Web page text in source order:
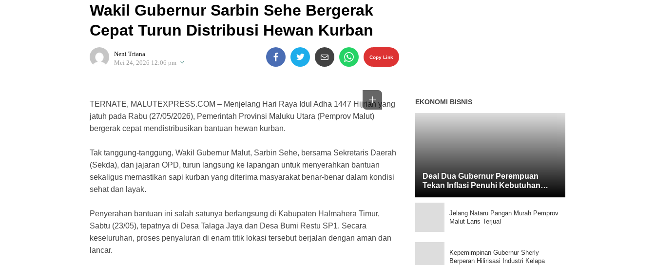
Wakil Gubernur Sarbin Sehe Bergerak
Cepat Turun Distribusi Hewan Kurban
Neni Triana
Mei 24, 2026 12:06 pm
Copy Link
TERNATE, MALUTEXPRESS.COM – Menjelang Hari Raya Idul Adha 1447 Hijriah yang
jatuh pada Rabu (27/05/2026), Pemerintah Provinsi Maluku Utara (Pemprov Malut)
bergerak cepat mendistribusikan bantuan hewan kurban.
​Tak tanggung-tanggung, Wakil Gubernur Malut, Sarbin Sehe, bersama Sekretaris Daerah
(Sekda), dan jajaran OPD, turun langsung ke lapangan untuk menyerahkan bantuan
sekaligus memastikan sapi kurban yang diterima masyarakat benar-benar dalam kondisi
sehat dan layak.
​Penyerahan bantuan ini salah satunya berlangsung di Kabupaten Halmahera Timur,
Sabtu (23/05), tepatnya di Desa Talaga Jaya dan Desa Bumi Restu SP1. Secara
keseluruhan, proses penyaluran di enam titik lokasi tersebut berjalan dengan aman dan
lancar.
EKONOMI BISNIS
Deal Dua Gubernur Perempuan
Tekan Inflasi Penuhi Kebutuhan
Jelang Nataru Pangan Murah Pemprov
Malut Laris Terjual
Kepemimpinan Gubernur Sherly
Berperan Hilirisasi Industri Kelapa